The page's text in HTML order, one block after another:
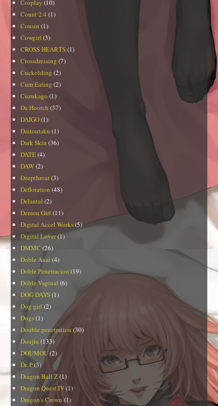
Cosplay (10)
Count 2.4 (1)
Cousin (1)
Cowgirl (3)
CROSS HEARTS(1)
Crossdressing (7)
Cuckolding (2)
Cum Eating (2)
Cuzukago (1)
Da Hootch (37)
DAIGO(1)
Daitoutaku (1)
Dark Skin (36)
DATE(4)
DAW(2)
Deepthroat (3)
Defloration (48)
Delantal (2)
Demon Girl (11)
Digital Accel Works(5)
Digital Lover(1)
DMMC (26)
Doble Anal (4)
Doble Penetracion (19)
Doble Vaginal (6)
DOG DAYS(1)
Dog girl (2)
Dogs(1)
Double penetration (30)
Doujin (133)
DOUMOU(2)
Dr. P(3)
Dragon Ball Z(1)
Dragon Quest IV(1)
Dragon's Crown(1)